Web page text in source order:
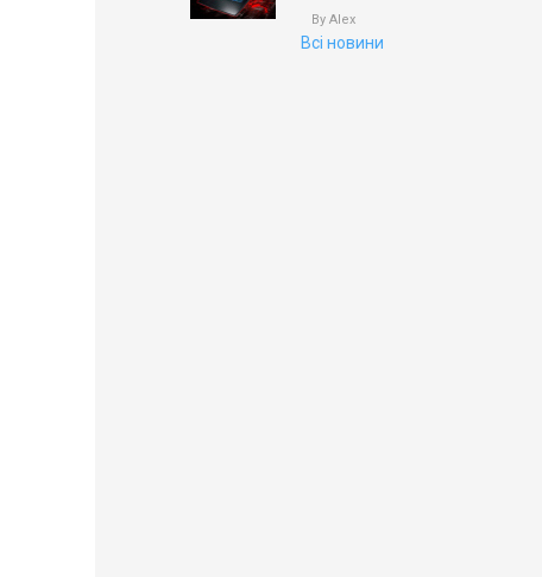
By Alex
Всі новини